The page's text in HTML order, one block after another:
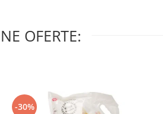
OFERTE:
-30%